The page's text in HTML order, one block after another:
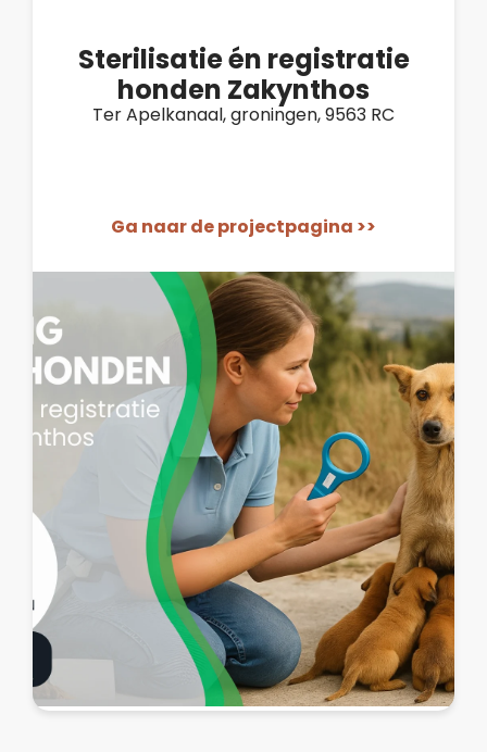
Sterilisatie én registratie
honden Zakynthos
Ter Apelkanaal, groningen, 9563 RC
Ga naar de projectpagina >>